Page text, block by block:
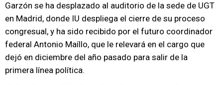
Garzón se ha desplazado al auditorio de la sede de UGT
en Madrid, donde IU despliega el cierre de su proceso
congresual, y ha sido recibido por el futuro coordinador
federal Antonio Maíllo, que le relevará en el cargo que
dejó en diciembre del año pasado para salir de la
primera línea política.